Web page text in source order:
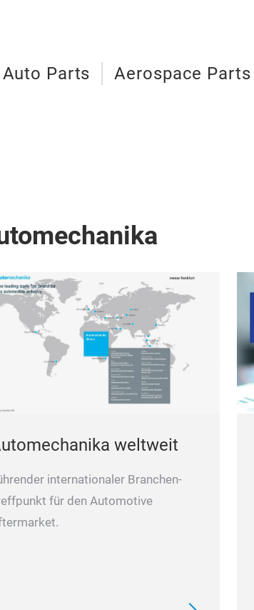
Auto Parts Aerospace Parts
weltweit
internationaler Branchen-
für den Automotive